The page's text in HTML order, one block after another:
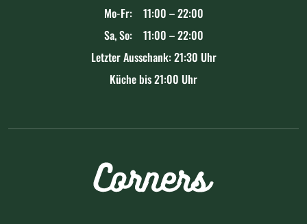
Mo-Fr: 11:00 – 22:00
Sa, So: 11:00 – 22:00
Letzter Ausschank: 21:30 Uhr
Küche bis 21:00 Uhr